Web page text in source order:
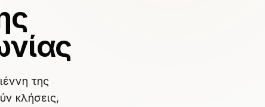
της
κλήσεις,